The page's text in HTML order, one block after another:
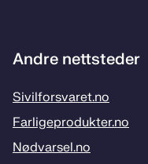
Andre nettsteder
Sivilforsvaret.no
Farligeprodukter.no
Nødvarsel.no